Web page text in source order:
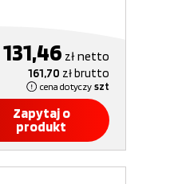
131,46 złnetto
161,70 złbrutto
cena dotyczy szt
Zapytaj o
produkt